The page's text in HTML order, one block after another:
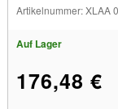
Artikelnummer: XLAA
Auf Lager
176,48 €